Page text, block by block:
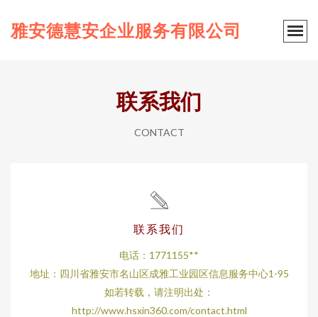
雅安德慧安企业服务有限公司
联系我们
CONTACT
联系我们
电话：1771155**
地址：四川省雅安市名山区成雅工业园区信息服务中心1-95
如若转载，请注明出处：
http://www.hsxin360.com/contact.html